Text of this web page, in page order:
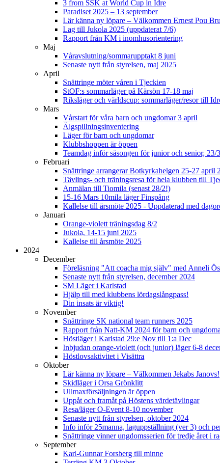
3 from SSK at World Cup in Idre
Paradiset 2025 – 13 september
Lär känna ny löpare – Välkommen Ernest Pou
Lag till Jukola 2025 (uppdaterat 7/6)
Rapport från KM i inomhusorientering
Maj
Våravslutning/sommarupptakt 8 juni
Senaste nytt från styrelsen, maj 2025
April
Snättringe möter våren i Tjeckien
StOF:s sommarläger på Kärsön 17-18 maj
Riksläger och världscup: sommarläger/resor till
Mars
Vårstart för våra barn och ungdomar 3 april
Älgspillningsinventering
Läger för barn och ungdomar
Klubbshoppen är öppen
Teamdag inför säsongen för junior och senior, 23/3
Februari
Snättringe arrangerar Botkyrkahelgen 25-27 april
Tävlings- och träningsresa för hela klubben till
Anmälan till Tiomila (senast 28/2!)
15-16 Mars 10mila läger Finspång
Kallelse till årsmöte 2025 - Uppdaterad med
Januari
Orange-violett träningsdag 8/2
Jukola, 14-15 juni 2025
Kallelse till årsmöte 2025
2024
December
Föreläsning "Att coacha mig själv" med Anneli
Senaste nytt från styrelsen, december 2024
SM Läger i Karlstad
Hjälp till med klubbens lördagslångpass!
Din insats är viktig!
November
Snättringe SK national team runners 2025
Rapport från Natt-KM 2024 för barn och
Höstläger i Karlstad 29:e Nov till 1:a Dec
Inbjudan orange-violett (och junior) läger 6-8
Höstlovsaktivitet i Visättra
Oktober
Lär känna ny löpare – Välkommen Jekabs Janovs!
Skidläger i Orsa Grönklitt
Ullmaxförsäljningen är öppen
Uppåt och framåt på Höstens värdetävlingar
Resa/läger O-Event 8-10 november
Senaste nytt från styrelsen, oktober 2024
Info inför 25manna, laguppställning (ver 3) och
Snättringe vinner ungdomsserien för tredje året i
September
Karl-Gunnar Forsberg till minne